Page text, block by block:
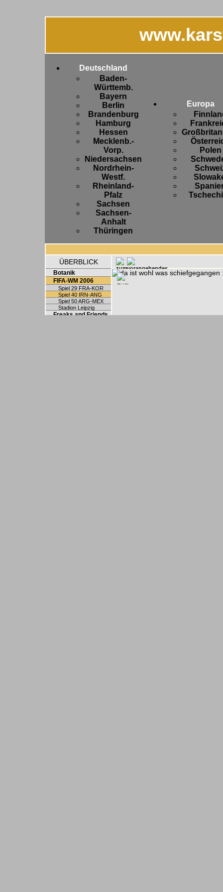
Deutschland
Baden-
Württemb.
Bayern
Berlin
Brandenburg
Hamburg
Hessen
Mecklenb.-
Vorp.
Niedersachsen
Nordrhein-
Westf.
Rheinland-
Pfalz
Sachsen
Sachsen-
Anhalt
Thüringen
Europa
Polen
ÜBERBLICK
Botanik
FIFA-WM 2006
Spiel 29 FRA-KOR
Spiel 40 IRN-ANG
Spiel 50 ARG-MEX
Stadion Leipzig
Freaks and Friends